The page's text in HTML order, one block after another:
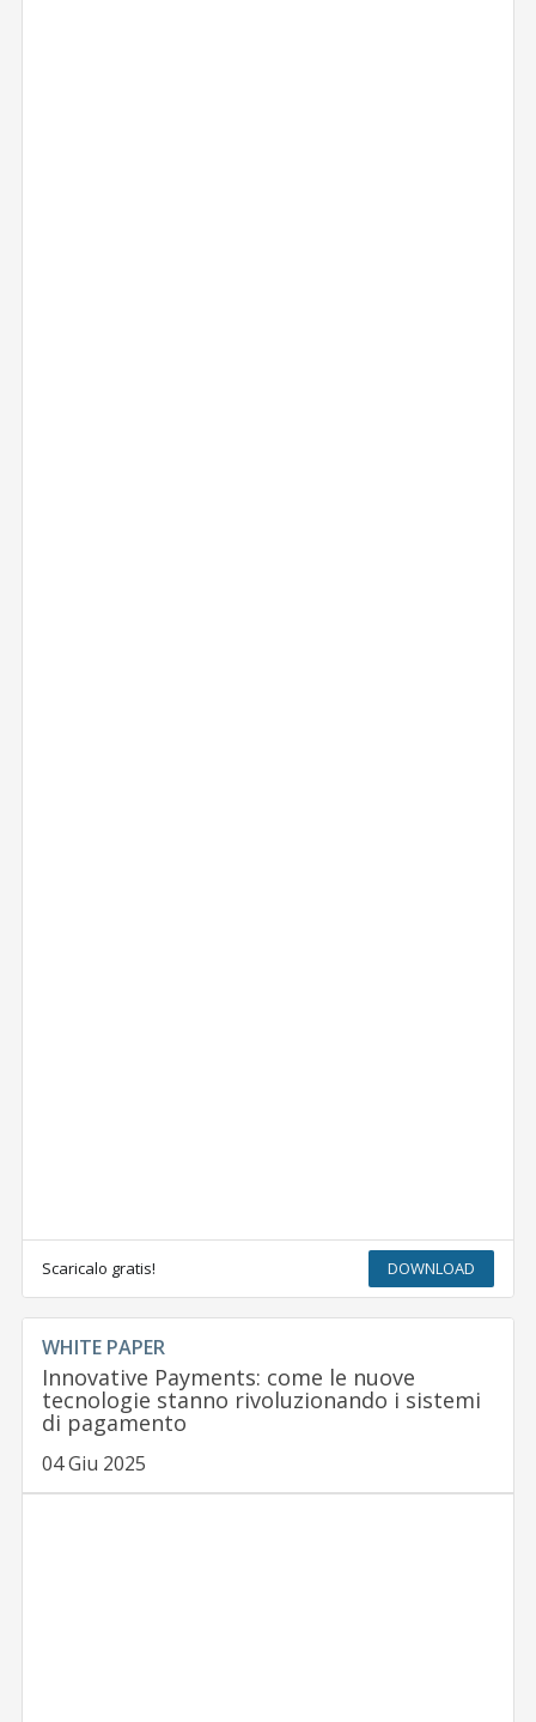
Scaricalo gratis! DOWNLOAD
WHITE PAPER
Innovative Payments: come le nuove
tecnologie stanno rivoluzionando i sistemi
di pagamento
04 Giu 2025